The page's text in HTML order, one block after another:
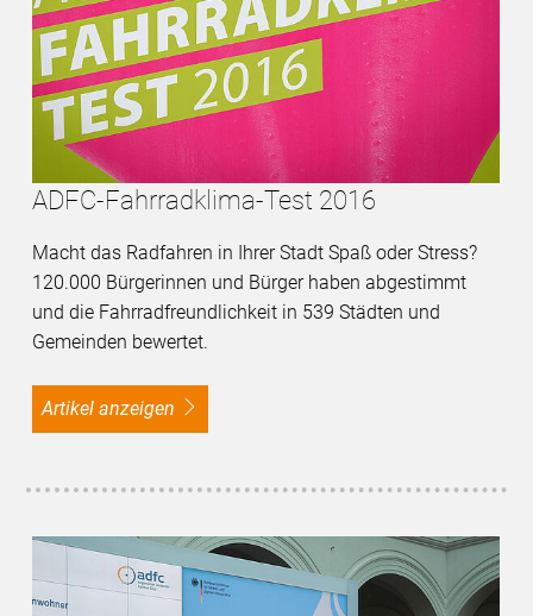
ADFC-Fahrradklima-Test 2016
Macht das Radfahren in Ihrer Stadt Spaß oder Stress?
120.000 Bürgerinnen und Bürger haben abgestimmt
und die Fahrradfreundlichkeit in 539 Städten und
Gemeinden bewertet.
Artikel anzeigen